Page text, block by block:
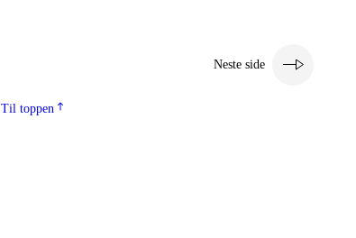
Neste side
Til toppen